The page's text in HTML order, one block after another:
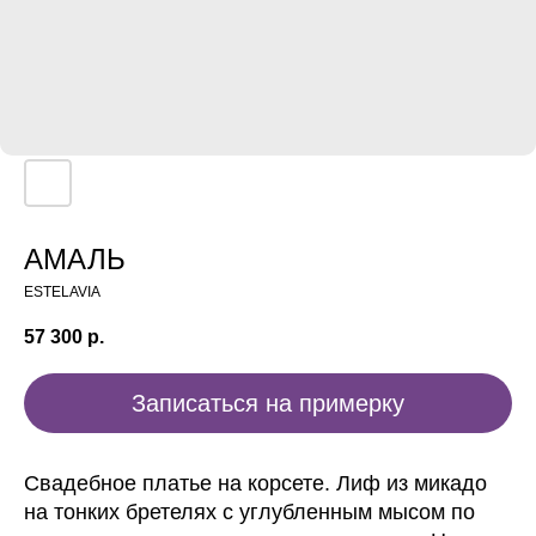
АМАЛЬ
ESTELAVIA
57 300 р.
Записаться на примерку
Свадебное платье на корсете. Лиф из микадо
на тонких бретелях с углубленным мысом по